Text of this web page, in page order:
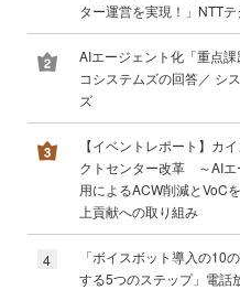
ター運営を実現！」NTTテ
AIエージェント化「重点
コシステムズの回答／ シ
ズ
【イベントレポート】カ
クトセンター改革 ～AIエ
用によるACW削減とVoC
上貢献への取り組み
4
「ボイスボット導入の10
する5つのステップ」電話